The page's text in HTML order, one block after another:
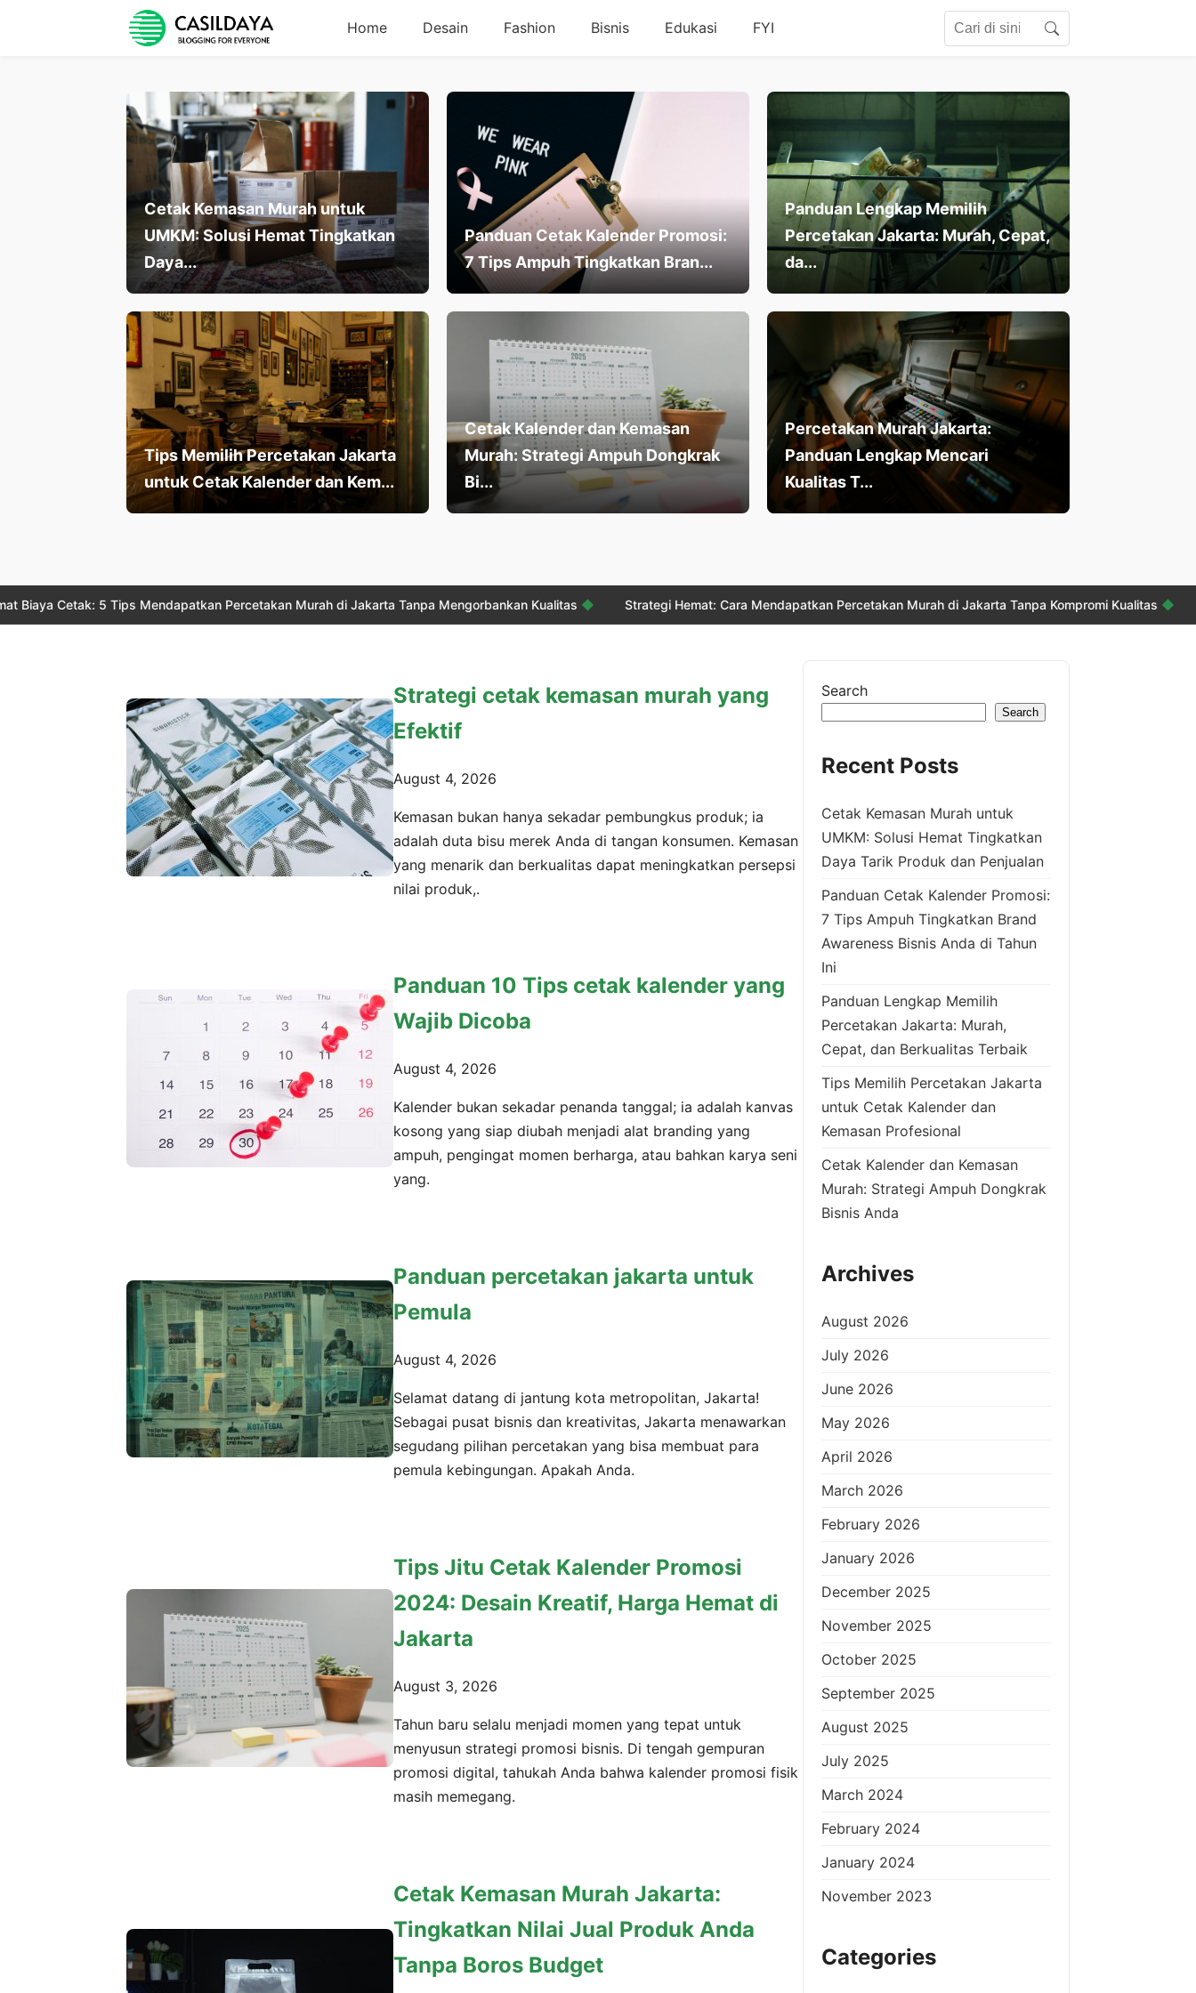
Home Desain Fashion Bisnis Edukasi FYI Search
Cetak Kemasan Murah untuk
UMKM: Solusi Hemat Tingkatkan
Daya...
Panduan Cetak Kalender Promosi:
7 Tips Ampuh Tingkatkan Bran...
Panduan Lengkap Memilih
Percetakan Jakarta: Murah, Cepat,
da...
Tips Memilih Percetakan Jakarta
untuk Cetak Kalender dan Kem...
Cetak Kalender dan Kemasan
Murah: Strategi Ampuh Dongkrak
Bi...
Percetakan Murah Jakarta:
Panduan Lengkap Mencari
Kualitas T...
5 Tips Mendapatkan Percetakan Murah di Jakarta Tanpa Mengorbankan Kualitas◆ Strategi Hemat: Cara Mendapatkan Percetakan Murah di Jakarta Tanpa Kompromi Kualitas◆ Cetak
Strategi cetak kemasan murah yang
Efektif
August 4, 2026
Kemasan bukan hanya sekadar pembungkus produk; ia
adalah duta bisu merek Anda di tangan konsumen. Kemasan
yang menarik dan berkualitas dapat meningkatkan persepsi
nilai produk,.
Panduan 10 Tips cetak kalender yang
Wajib Dicoba
August 4, 2026
Kalender bukan sekadar penanda tanggal; ia adalah kanvas
kosong yang siap diubah menjadi alat branding yang
ampuh, pengingat momen berharga, atau bahkan karya seni
yang.
Panduan percetakan jakarta untuk
Pemula
August 4, 2026
Selamat datang di jantung kota metropolitan, Jakarta!
Sebagai pusat bisnis dan kreativitas, Jakarta menawarkan
segudang pilihan percetakan yang bisa membuat para
pemula kebingungan. Apakah Anda.
Tips Jitu Cetak Kalender Promosi
2024: Desain Kreatif, Harga Hemat di
Jakarta
August 3, 2026
Tahun baru selalu menjadi momen yang tepat untuk
menyusun strategi promosi bisnis. Di tengah gempuran
promosi digital, tahukah Anda bahwa kalender promosi fisik
masih memegang.
Cetak Kemasan Murah Jakarta:
Tingkatkan Nilai Jual Produk Anda
Tanpa Boros Budget
Search
Search
Recent Posts
Cetak Kemasan Murah untuk
UMKM: Solusi Hemat Tingkatkan
Daya Tarik Produk dan Penjualan
Panduan Cetak Kalender Promosi:
7 Tips Ampuh Tingkatkan Brand
Awareness Bisnis Anda di Tahun
Ini
Panduan Lengkap Memilih
Percetakan Jakarta: Murah,
Cepat, dan Berkualitas Terbaik
Tips Memilih Percetakan Jakarta
untuk Cetak Kalender dan
Kemasan Profesional
Cetak Kalender dan Kemasan
Murah: Strategi Ampuh Dongkrak
Bisnis Anda
Archives
August 2026
July 2026
June 2026
May 2026
April 2026
March 2026
February 2026
January 2026
December 2025
November 2025
October 2025
September 2025
August 2025
July 2025
March 2024
February 2024
January 2024
November 2023
Categories